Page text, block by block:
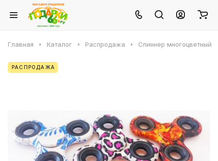
Главная Каталог Распродажа Спиннер многоцветный
РАСПРОДАЖА